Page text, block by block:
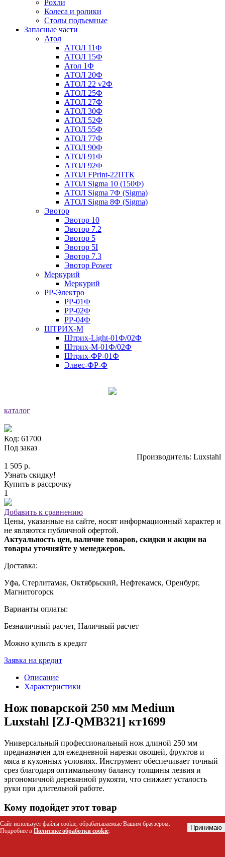
Рохли
Колеса и ролики
Столы подъемные
Запасные части
Атол
АТОЛ 11Ф
АТОЛ 15Ф
Атол 1Ф
АТОЛ 20Ф
АТОЛ 22 v2Ф
АТОЛ 25Ф
АТОЛ 27Ф
АТОЛ 30Ф
АТОЛ 52Ф
АТОЛ 55Ф
АТОЛ 77Ф
АТОЛ 90Ф
АТОЛ 91Ф
АТОЛ 92Ф
АТОЛ FPrint-22ПТК
АТОЛ Sigma 10 (150Ф)
АТОЛ Sigma 7Ф (Sigma)
АТОЛ Sigma 8Ф (Sigma)
Эвотор
Эвотор 10
Эвотор 7.2
Эвотор 5
Эвотор 5I
Эвотор 7.3
Эвотор Power
Меркурий
Меркурий
РР-Электро
РР-01Ф
РР-02Ф
РР-04Ф
ШТРИХ-М
Штрих-Light-01Ф/02Ф
Штрих-М-01Ф/02Ф
Штрих-ФР-01Ф
Элвес-ФР-Ф
каталог
Код: 61700
Под заказ
Производитель: Luxstahl
1 505 р.
Узнать скидку!
Купить в рассрочку
1
Добавить к сравнению
Цены, указанные на сайте, носят информационный характер и
не являются публичной офертой.
Актуальность цен, наличие товаров, скидки и акции на
товары уточняйте у менеджеров.
Доставка:
Уфа, Стерлитамак, Октябрьский, Нефтекамск, Оренбург,
Магнитогорск
Варианты оплаты:
Безналичный расчет, Наличный расчет
Можно купить в кредит
Заявка на кредит
Описание
Характеристики
Нож поварской 250 мм Medium
Luxstahl [ZJ-QMB321] кт1699
Универсальный профессиональный нож длиной 250 мм
предназначен для ежедневной нарезки овощей, фруктов и
мяса в кухонных условиях. Инструмент обеспечивает точный
срез благодаря оптимальному балансу толщины лезвия и
эргономичной деревянной рукояти, что снижает усталость
руки при длительной работе.
Кому подойдет этот товар
Профессиональные повара и шеф-повара для работы на
кухне ресторана или кафе
Сайт использует файлы cookie, обрабатываемые Вашим браузером.
Подробнее в Политике обработки cookie. Принимаю